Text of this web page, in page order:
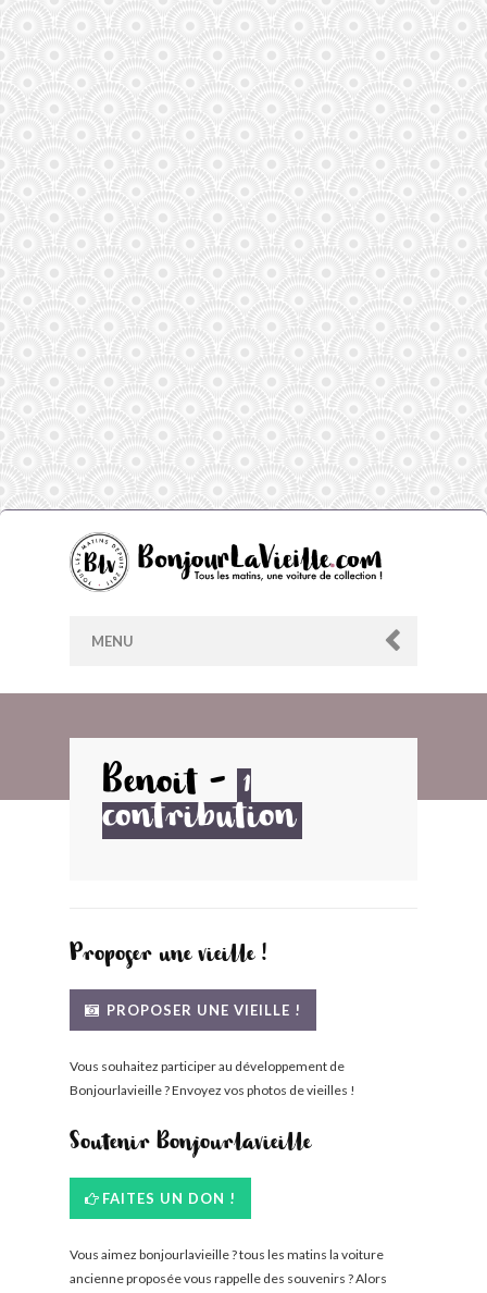
MENU
ARCHIVES
Benoit - 1
contribution
Proposer une vieille !
PROPOSER UNE VIEILLE !
Vous souhaitez participer au développement de
Bonjourlavieille ? Envoyez vos photos de vieilles !
Soutenir Bonjourlavieille
FAITES UN DON !
Vous aimez bonjourlavieille ? tous les matins la voiture
ancienne proposée vous rappelle des souvenirs ? Alors